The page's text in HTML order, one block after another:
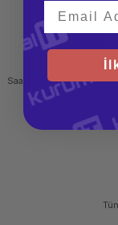
Hızlı
Saat 15.00'a kadar
aynı gün kargo